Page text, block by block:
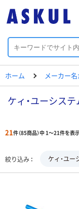
ホーム メーカー名
ケィ・ユーシステ
21件（85商品）中 1～21件を表
絞り込み ケィ・ユー